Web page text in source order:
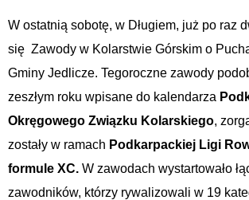
W ostatnią sobotę, w Długiem, już po raz
się Zawody w Kolarstwie Górskim o
Gminy Jedlicze. Tegoroczne zawody
zeszłym roku wpisane do kalendarza
Okręgowego Związku Kolarskiego,
zostały w ramach Podkarpackiej Ligi
formule XC. W zawodach wystartowało
zawodników, którzy rywalizowali w 19